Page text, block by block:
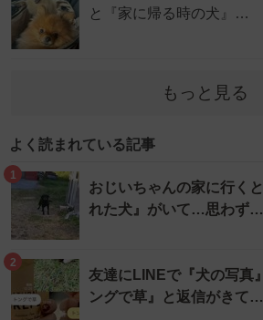
と『家に帰る時の犬』…
もっと見る
よく読まれている記事
1
おじいちゃんの家に行く
れた犬』がいて…思わず…
2
友達にLINEで『犬の写真
ングで草』と返信がきて…